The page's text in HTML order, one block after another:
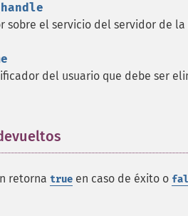
sobre el servicio del servidor de
del usuario que debe ser
retorna true en caso de éxito o